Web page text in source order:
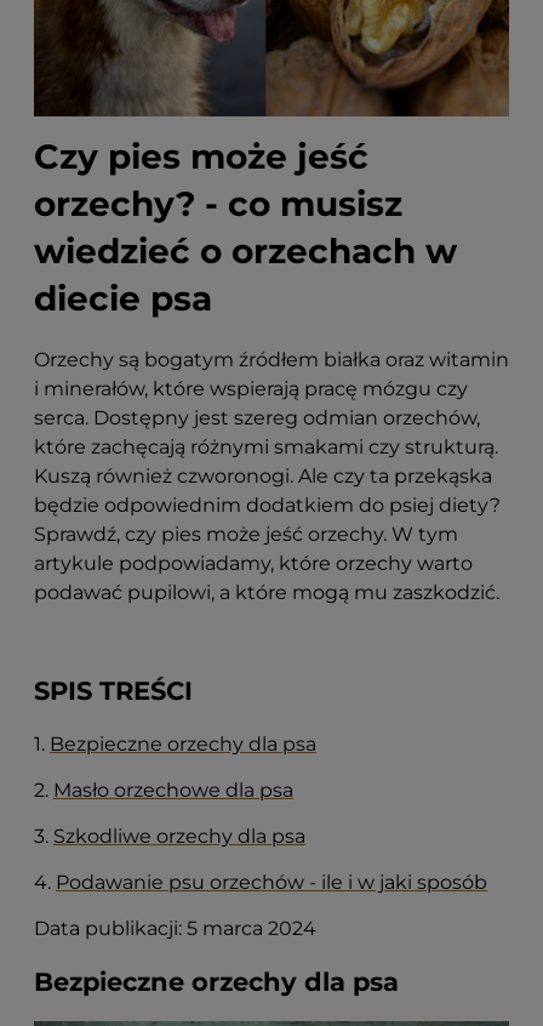
Czy pies może jeść
orzechy? - co musisz
wiedzieć o orzechach w
diecie psa
Orzechy są bogatym źródłem białka oraz witamin
i minerałów, które wspierają pracę mózgu czy
serca. Dostępny jest szereg odmian orzechów,
które zachęcają różnymi smakami czy strukturą.
Kuszą również czworonogi. Ale czy ta przekąska
będzie odpowiednim dodatkiem do psiej diety?
Sprawdź, czy pies może jeść orzechy. W tym
artykule podpowiadamy, które orzechy warto
podawać pupilowi, a które mogą mu zaszkodzić.
SPIS TREŚCI
1. Bezpieczne orzechy dla psa
2. Masło orzechowe dla psa
3. Szkodliwe orzechy dla psa
4. Podawanie psu orzechów - ile i w jaki sposób
Data publikacji: 5 marca 2024
Bezpieczne orzechy dla psa